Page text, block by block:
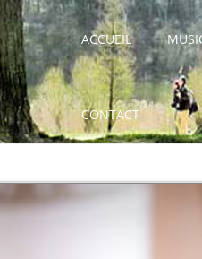
ACCUEIL
CONTACT